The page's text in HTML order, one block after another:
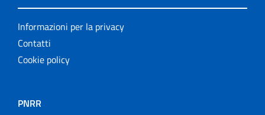
Informazioni per la privacy
Contatti
Cookie policy
PNRR